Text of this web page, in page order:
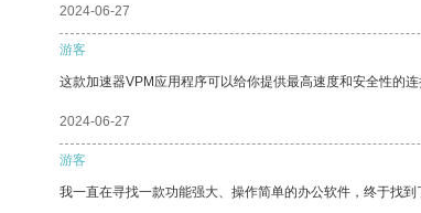
2024-06-27
游客
这款加速器VPM应用程序可以给你提供最高速度和安全性的连
2024-06-27
游客
我一直在寻找一款功能强大、操作简单的办公软件，终于找